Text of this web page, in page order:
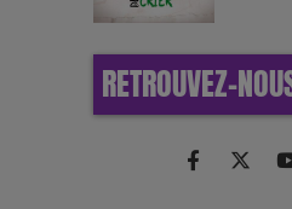
RETROUVEZ-